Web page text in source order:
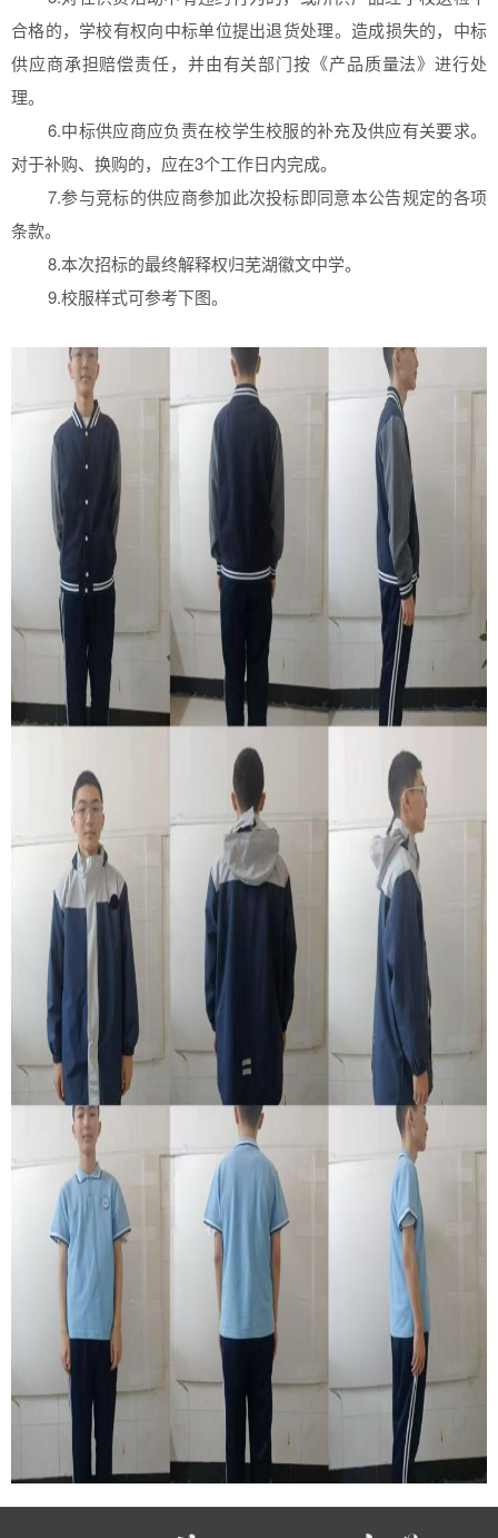
合格的，学校有权向中标单位提出退货处理。造成损失的，中标
供应商承担赔偿责任，并由有关部门按《产品质量法》进行处
理。
6.中标供应商应负责在校学生校服的补充及供应有关要求。
对于补购、换购的，应在3个工作日内完成。
7.参与竞标的供应商参加此次投标即同意本公告规定的各项
条款。
8.本次招标的最终解释权归芜湖徽文中学。
9.校服样式可参考下图。